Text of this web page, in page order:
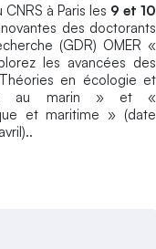
à Paris les 9 et 10
des doctorants
(GDR) OMER «
les avancées des
en écologie et
au marin » et «
et maritime » (date
avril)..